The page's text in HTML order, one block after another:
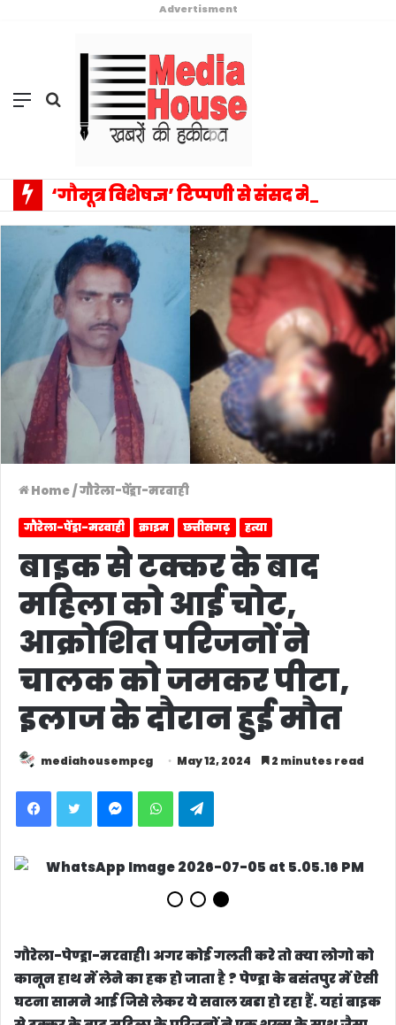
Advertisment
Menu Search
for
Home/गौरेला-पेंड्रा-मरवाही
गौरेला-पेंड्रा-मरवाही क्राइम छत्तीसगढ़ हत्या
बाइक से टक्कर के बाद
महिला को आई चोट,
आक्रोशित परिजनों ने
चालक को जमकर पीटा,
इलाज के दौरान हुई मौत
mediahousempcg May 12, 2024 2 minutes read
Facebook Twitter Messenger WhatsApp
गौरेला-पेण्ड्रा-मरवाही। अगर कोई गलती करे तो क्या लोगो को
कानून हाथ में लेने का हक हो जाता है ? पेण्ड्रा के बसंतपुर में ऐसी
घटना सामने आई जिसे लेकर ये सवाल खडा हो रहा हैं. यहां बाइक